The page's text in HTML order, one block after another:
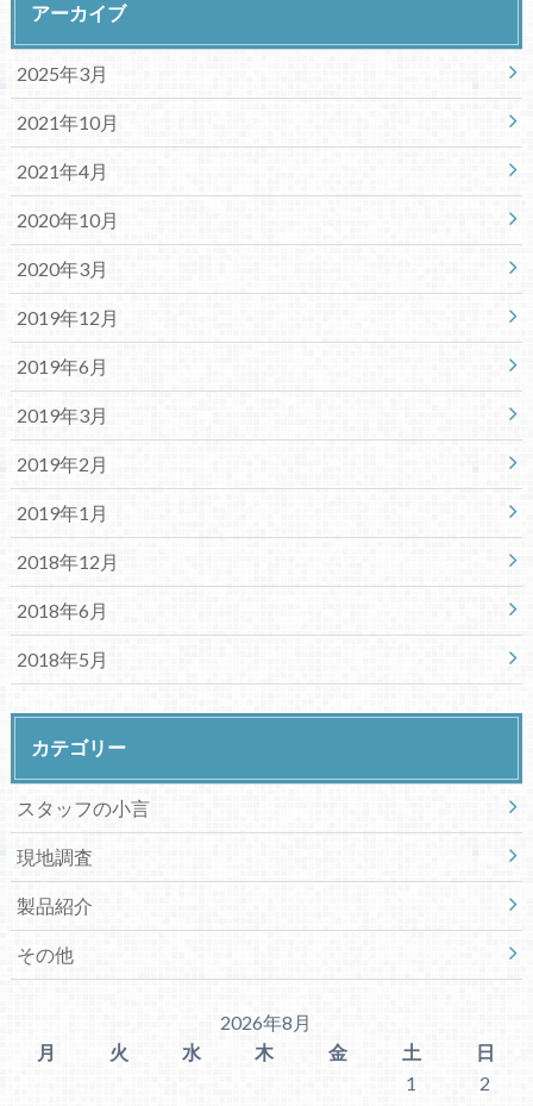
アーカイブ
2025年3月
2021年10月
2021年4月
2020年10月
2020年3月
2019年12月
2019年6月
2019年3月
2019年2月
2019年1月
2018年12月
2018年6月
2018年5月
カテゴリー
スタッフの小言
現地調査
製品紹介
その他
2026年8月
月
火 水 木 金 土
日
1
2